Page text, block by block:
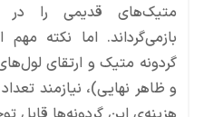
بازمی‌گرداند. اما نکته
گردونه متیک و ارتقای